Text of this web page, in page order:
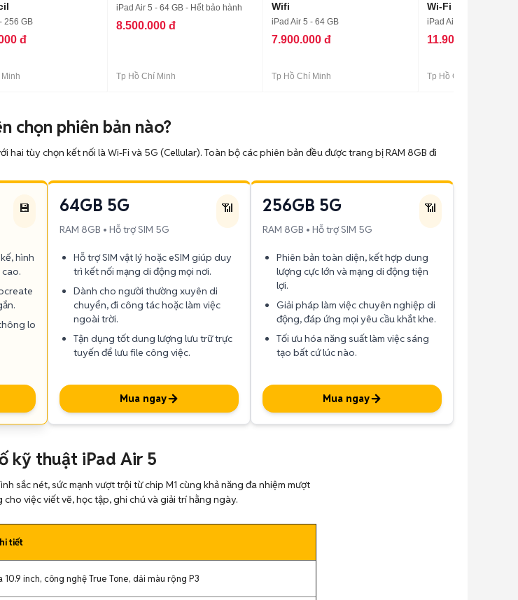
256 GB
đ
iPad Air 5 - 64 GB - Hết bảo hành
8.500.000 đ
Tp Hồ Chí Minh
Wifi
iPad Air 5 - 64 GB
7.900.000 đ
Tp Hồ Chí Minh
Wi-Fi Cellular +
iPad Air 5 - 64 GB
11.900.000 đ
Tp Hồ Chí Minh
chọn phiên bản nào?
tùy chọn kết nối là Wi-Fi và 5G (Cellular). Toàn bộ các phiên bản đều được trang bị RAM 8GB đi
💾
hình
lo
64GB 5G
RAM 8GB • Hỗ trợ SIM 5G
📶
Hỗ trợ SIM vật lý hoặc eSIM giúp duy
trì kết nối mạng di động mọi nơi.
Dành cho người thường xuyên di
chuyển, đi công tác hoặc làm việc
ngoài trời.
Tận dụng tốt dung lượng lưu trữ trực
tuyến để lưu file công việc.
Mua ngay
256GB 5G
RAM 8GB • Hỗ trợ SIM 5G
📶
Phiên bản toàn diện, kết hợp dung
lượng cực lớn và mạng di động tiện
lợi.
Giải pháp làm việc chuyên nghiệp di
động, đáp ứng mọi yêu cầu khắt khe.
Tối ưu hóa năng suất làm việc sáng
tạo bất cứ lúc nào.
Mua ngay
kỹ thuật iPad Air 5
sắc nét, sức mạnh vượt trội từ chip M1 cùng khả năng đa nhiệm mượt
việc viết vẽ, học tập, ghi chú và giải trí hằng ngày.
tiết
10.9 inch, công nghệ True Tone, dải màu rộng P3